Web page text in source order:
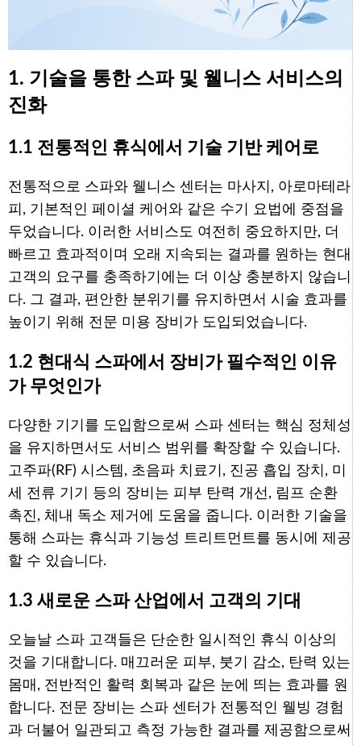
1. 기술을 통한 스파 및 웰니스 서비스의
진화
1.1 전통적인 휴식에서 기술 기반 케어로
전통적으로 스파와 웰니스 센터는 마사지, 아로마테라
피, 기본적인 페이셜 케어와 같은 수기 요법에 중점을
두었습니다. 이러한 서비스도 여전히 중요하지만, 더
빠르고 효과적이며 오래 지속되는 결과를 원하는 현대
고객의 요구를 충족하기에는 더 이상 충분하지 않습니
다. 그 결과, 편안한 분위기를 유지하면서 시술 효과를
높이기 위해 전문 미용 장비가 도입되었습니다.
1.2 현대식 스파에서 장비가 필수적인 이유
가 무엇인가
다양한 기기를 도입함으로써 스파 센터는 핵심 정체성
을 유지하면서도 서비스 범위를 확장할 수 있습니다.
고주파(RF) 시스템, 초음파 치료기, 진공 흡입 장치, 미
세 전류 기기 등의 장비는 피부 탄력 개선, 림프 순환
촉진, 체내 독소 제거에 도움을 줍니다. 이러한 기술을
통해 스파는 휴식과 기능성 트리트먼트를 동시에 제공
할 수 있습니다.
1.3 새로운 스파 산업에서 고객의 기대
오늘날 스파 고객들은 단순한 일시적인 휴식 이상의
것을 기대합니다. 매끄러운 피부, 붓기 감소, 탄력 있는
몸매, 전반적인 활력 회복과 같은 눈에 띄는 효과를 원
합니다. 전문 장비는 스파 센터가 전통적인 웰빙 경험
과 더불어 일관되고 측정 가능한 결과를 제공함으로써